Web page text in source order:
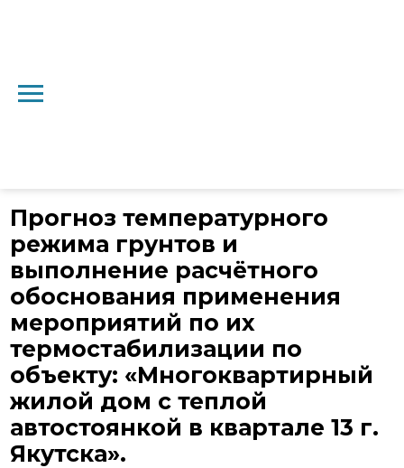
Прогноз температурного
режима грунтов и
выполнение расчётного
обоснования применения
мероприятий по их
термостабилизации по
объекту: «Многоквартирный
жилой дом с теплой
автостоянкой в квартале 13 г.
Якутска».